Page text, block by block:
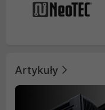
Artykuły